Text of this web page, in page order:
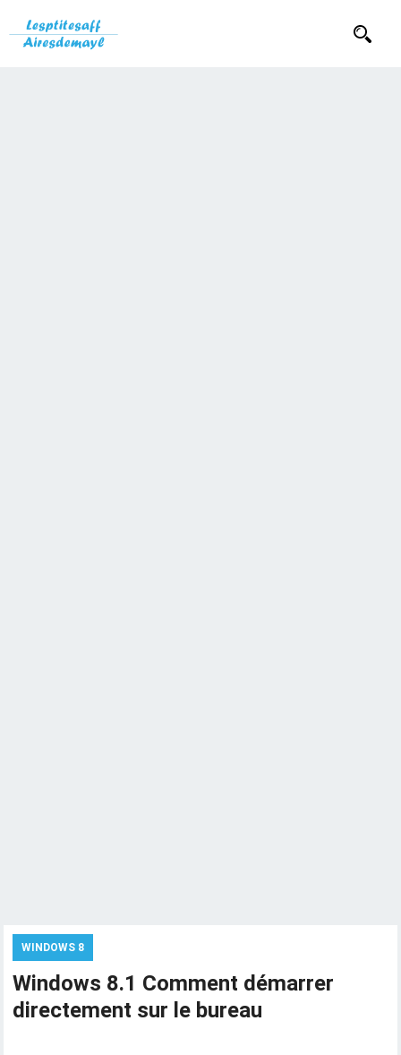
WINDOWS 8
Windows 8.1 Comment démarrer
directement sur le bureau